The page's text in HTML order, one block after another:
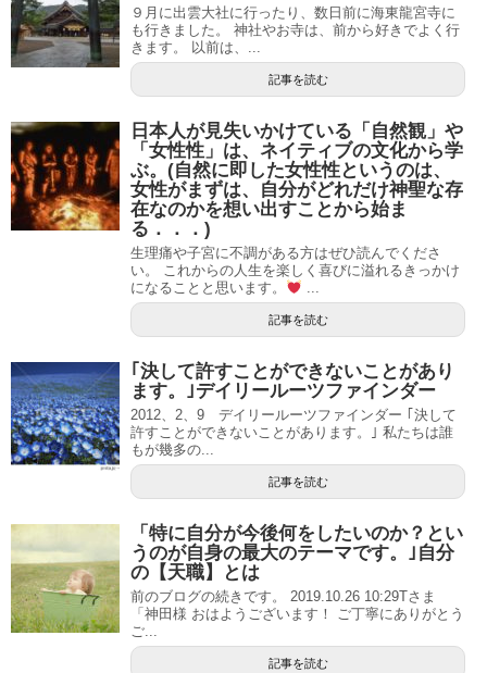
９月に出雲大社に行ったり、数日前に海東龍宮寺に
も行きました。 神社やお寺は、前から好きでよく行
きます。 以前は、...
記事を読む
日本人が見失いかけている「自然観」や
「女性性」は、ネイティブの文化から学
ぶ。(自然に即した女性性というのは、
女性がまずは、自分がどれだけ神聖な存
在なのかを想い出すことから始ま
る．．．)
生理痛や子宮に不調がある方はぜひ読んでくださ
い。 これからの人生を楽しく喜びに溢れるきっかけ
になることと思います。
記事を読む
｢決して許すことができないことがあり
ます。｣デイリールーツファインダー
2012、2、9 デイリールーツファインダー ｢決して
許すことができないことがあります。｣ 私たちは誰
もが幾多の...
記事を読む
「特に自分が今後何をしたいのか？とい
うのが自身の最大のテーマです。｣自分
の【天職】とは
前のブログの続きです。 2019.10.26 10:29Tさま
「神田様 おはようございます！ ご丁寧にありがとう
ご...
記事を読む